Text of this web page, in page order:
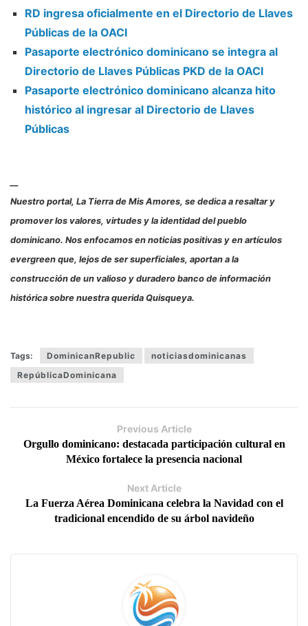
RD ingresa oficialmente en el Directorio de Llaves
Públicas de la OACI
Pasaporte electrónico dominicano se integra al
Directorio de Llaves Públicas PKD de la OACI
Pasaporte electrónico dominicano alcanza hito
histórico al ingresar al Directorio de Llaves
Públicas
Nuestro portal, La Tierra de Mis Amores, se dedica a resaltar y
promover los valores, virtudes y la identidad del pueblo
dominicano. Nos enfocamos en noticias positivas y en artículos
evergreen que, lejos de ser superficiales, aportan a la
construcción de un valioso y duradero banco de información
histórica sobre nuestra querida Quisqueya.
Tags: DominicanRepublic
noticiasdominicanas
RepúblicaDominicana
Previous Article
Orgullo dominicano: destacada participación cultural en
México fortalece la presencia nacional
Next Article
La Fuerza Aérea Dominicana celebra la Navidad con el
tradicional encendido de su árbol navideño